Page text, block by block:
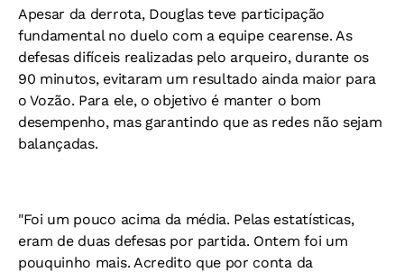
Apesar da derrota, Douglas teve participação
fundamental no duelo com a equipe cearense. As
defesas difíceis realizadas pelo arqueiro, durante os
90 minutos, evitaram um resultado ainda maior para
o Vozão. Para ele, o objetivo é manter o bom
desempenho, mas garantindo que as redes não sejam
balançadas.
"Foi um pouco acima da média. Pelas estatísticas,
eram de duas defesas por partida. Ontem foi um
pouquinho mais. Acredito que por conta da